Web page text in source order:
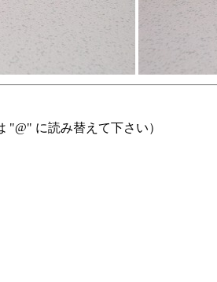
"@" に読み替えて下さい）